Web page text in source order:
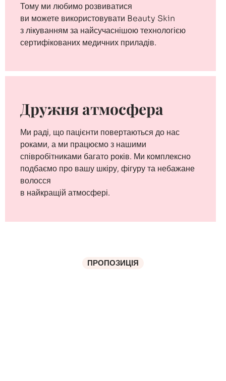
Тому ми любимо розвиватися
ви можете використовувати Beauty Skin
з лікуванням за найсучаснішою технологією
сертифікованих медичних приладів.
Дружня атмосфера
Ми раді, що пацієнти повертаються до нас
роками, а ми працюємо з нашими
співробітниками багато років. Ми комплексно
подбаємо про вашу шкіру, фігуру та небажане
волосся
в найкращій атмосфері.
ПРОПОЗИЦІЯ